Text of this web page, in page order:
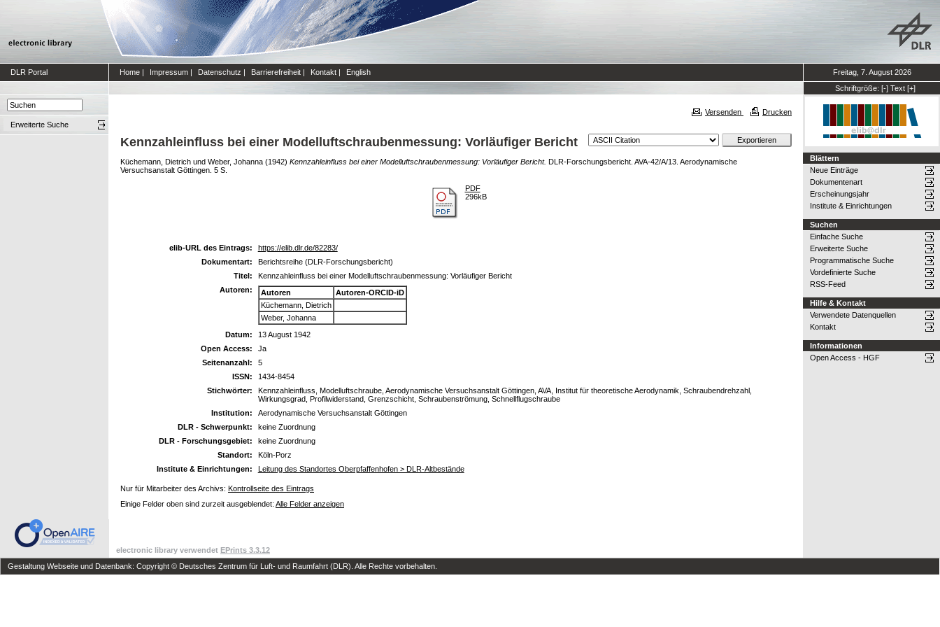
DLR Portal Home | Impressum | Datenschutz | Barrierefreiheit | Kontakt | English
Freitag, 7. August 2026
Schriftgröße: [-] Text [+]
Erweiterte Suche
Versenden Drucken
Kennzahleinfluss bei einer Modelluftschraubenmessung: Vorläufiger Bericht
Küchemann, Dietrich und Weber, Johanna (1942) Kennzahleinfluss bei einer Modelluftschraubenmessung: Vorläufiger Bericht. DLR-Forschungsbericht. AVA-42/A/13. Aerodynamische
Versuchsanstalt Göttingen. 5 S.
PDF
296kB
elib-URL des Eintrags:
https://elib.dlr.de/82283/
Dokumentart:
Berichtsreihe (DLR-Forschungsbericht)
Titel:
Kennzahleinfluss bei einer Modelluftschraubenmessung: Vorläufiger Bericht
Autoren:
Autoren
Autoren-ORCID-iD
Küchemann, Dietrich
Weber, Johanna
Datum:
13 August 1942
Open Access:
Ja
Seitenanzahl:
5
ISSN:
1434-8454
Stichwörter:
Kennzahleinfluss, Modelluftschraube, Aerodynamische Versuchsanstalt Göttingen, AVA, Institut für theoretische Aerodynamik, Schraubendrehzahl,
Wirkungsgrad, Profilwiderstand, Grenzschicht, Schraubenströmung, Schnellflugschraube
Institution:
Aerodynamische Versuchsanstalt Göttingen
DLR - Schwerpunkt:
keine Zuordnung
DLR - Forschungsgebiet:
keine Zuordnung
Standort:
Köln-Porz
Institute & Einrichtungen:
Leitung des Standortes Oberpfaffenhofen > DLR-Altbestände
Nur für Mitarbeiter des Archivs: Kontrollseite des Eintrags
Einige Felder oben sind zurzeit ausgeblendet: Alle Felder anzeigen
Blättern
Neue Einträge
Dokumentenart
Erscheinungsjahr
Institute & Einrichtungen
Suchen
Einfache Suche
Erweiterte Suche
Programmatische Suche
Vordefinierte Suche
RSS-Feed
Hilfe & Kontakt
Verwendete Datenquellen
Kontakt
Informationen
Open Access - HGF
electronic library verwendet EPrints 3.3.12
Gestaltung Webseite und Datenbank: Copyright © Deutsches Zentrum für Luft- und Raumfahrt (DLR). Alle Rechte vorbehalten.